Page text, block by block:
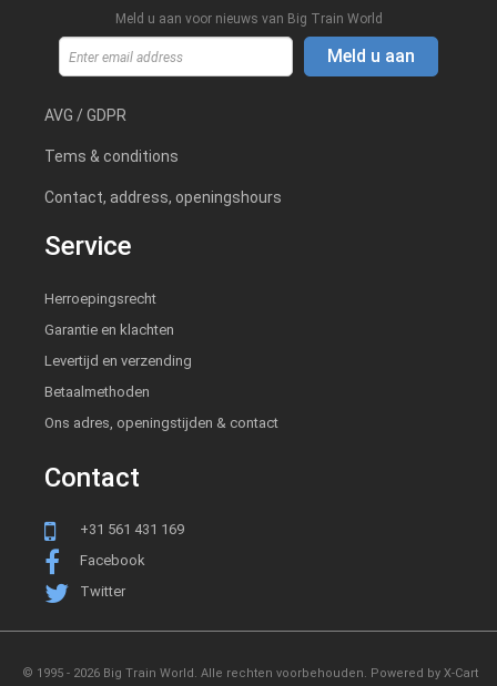
Meld u aan voor nieuws van Big Train World
Meld u aan
AVG / GDPR
Tems & conditions
Contact, address, openingshours
Service
Herroepingsrecht
Garantie en klachten
Levertijd en verzending
Betaalmethoden
Ons adres, openingstijden & contact
Contact
+31 561 431 169
Facebook
Twitter
© 1995 - 2026 Big Train World. Alle rechten voorbehouden. Powered by X-Cart